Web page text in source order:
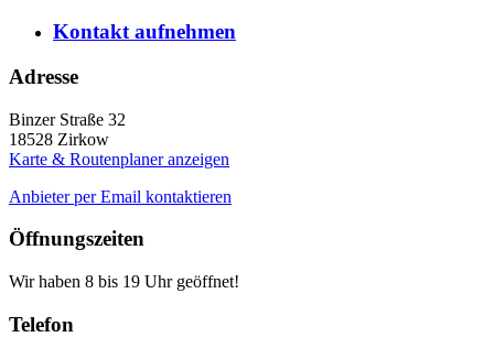
Kontaktaufnehmen
Adresse
Binzer Straße 32
18528 Zirkow
Karte & Routenplaner anzeigen
Anbieter per Email kontaktieren
Öffnungszeiten
Wir haben 8 bis 19 Uhr geöffnet!
Telefon